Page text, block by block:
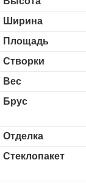
Ширина
Площадь
Створки
Вес
Брус
Отделка
Стеклопакет